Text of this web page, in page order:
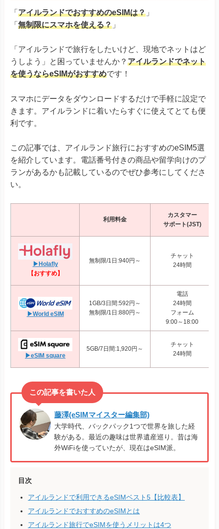
「 アイルランドでおすすめのeSIMは？ 」
「 無制限にスマホを使える？ 」
「アイルランドで旅行をしたいけど、現地でネットはど
うしよう」と困っていませんか？ アイルランドでネット
を使うならeSIMがおすすめです！
スマホにデータをダウンロードするだけで手軽に設定で
きます。アイルランドに着いたらすぐに使えてとても便
利です。
この記事では、アイルランド旅行におすすめのeSIM5選
を紹介しています。電話番号付きの商品や留学向けのプ
ランがあるかも記載しているのでぜひ参考にしてくださ
い。
利用料金
カスタマー
サポート(JST)
▶Holafly
【おすすめ】
無制限/1日:940円～
チャット
24時間
▶World eSIM
1GB/3日間:592円～
無制限/1日:880円～
電話
24時間
フォーム
9:00～18:00
▶eSIM square
5GB/7日間:1,920円～
チャット
24時間
藤澤(eSIMマイスター編集部)
大学時代、バックパック1つで世界を旅した経
験がある。最近の趣味は世界遺産巡り。昔は海
外WiFiを使っていたが、現在はeSIM派。
目次
アイルランドで利用できるeSIMベスト5【比較表】
アイルランドでおすすめのeSIMとは
アイルランド旅行でeSIMを使うメリットは4つ